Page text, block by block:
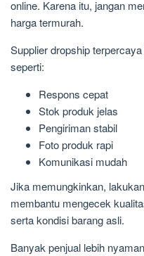
online. Karena itu, jangan
harga termurah.
Supplier dropship
seperti:
Respons cepat
Stok produk jelas
Pengiriman stabil
Foto produk rapi
Komunikasi mudah
Jika memungkinkan,
membantu mengecek
serta kondisi barang asli.
Banyak penjual lebih